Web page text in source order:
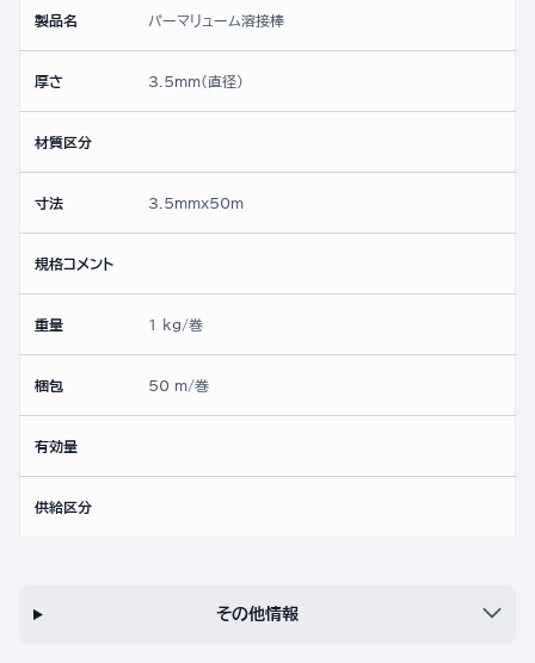
製品名 パーマリューム溶接棒
厚さ 3.5mm(直径)
材質区分
寸法 3.5mmx50ｍ
規格コメント
重量 1 kg/巻
梱包 50 m/巻
有効量
供給区分
その他情報